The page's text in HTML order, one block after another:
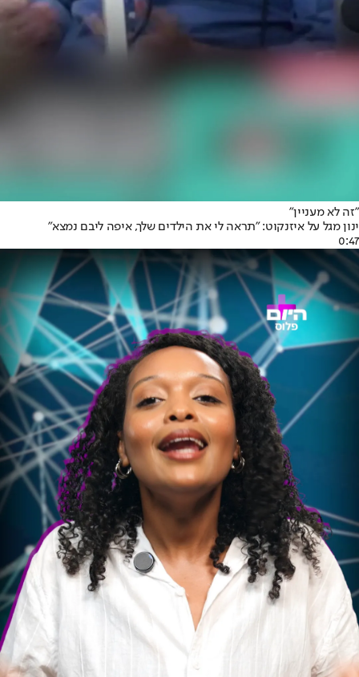
"זה לא מעניין"
ינון מגל על איזנקוט: "תראה לי את הילדים שלך, איפה ליבם נמצא"
0:47